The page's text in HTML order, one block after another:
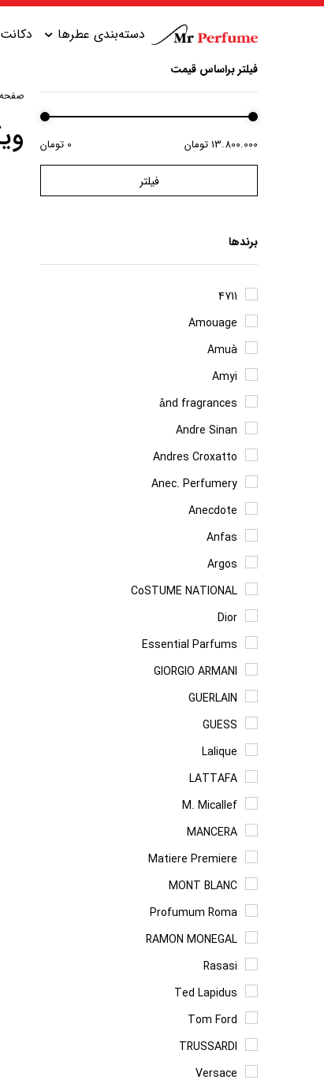
دسته‌بندی عطرها
عطر زنانه شیرین
عطر زنانه گرم
عطر مردانه شیرین
عطر مردانه خنک
فیلتر براساس قیمت
فیلتر
13.800.000 تومان 0 تومان
برندها
4711
Amouage
Amuà
Amyi
ånd fragrances
Andre Sinan
Andres Croxatto
Anec. Perfumery
Anecdote
Anfas
Argos
CoSTUME NATIONAL
Dior
Essential Parfums
GIORGIO ARMANI
GUERLAIN
GUESS
Lalique
LATTAFA
M. Micallef
MANCERA
Matiere Premiere
MONT BLANC
Profumum Roma
RAMON MONEGAL
Rasasi
Ted Lapidus
Tom Ford
TRUSSARDI
Versace